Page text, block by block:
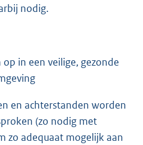
nodig.
in een veilige, gezonde
en achterstanden worden
(zo nodig met
zo adequaat mogelijk aan